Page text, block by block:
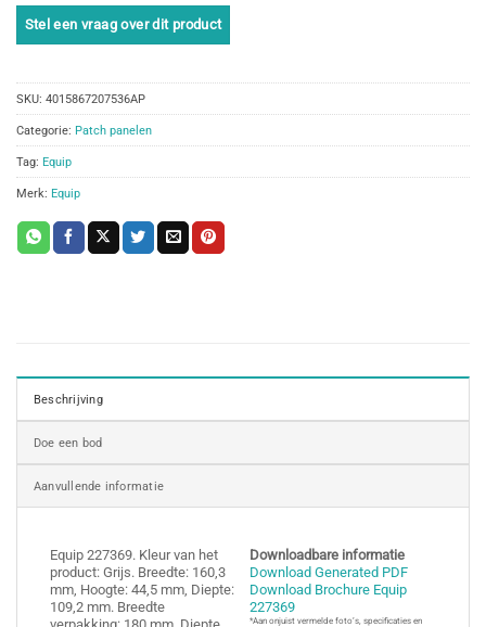
SKU: 4015867207536AP
Categorie: Patch panelen
Tag: Equip
Merk: Equip
Beschrijving
Doe een bod
Aanvullende informatie
Equip 227369. Kleur van het
product: Grijs. Breedte: 160,3
mm, Hoogte: 44,5 mm, Diepte:
109,2 mm. Breedte
Downloadbare informatie
Download Generated PDF
Download Brochure Equip
227369
*Aan onjuist vermelde foto’s, specificaties en